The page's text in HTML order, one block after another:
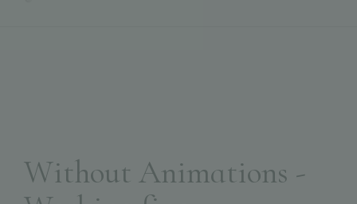
Without Animations -